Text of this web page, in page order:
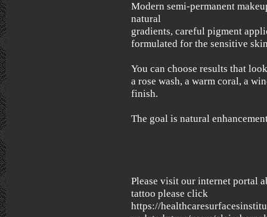
Modern semi-permanent
natural
gradients, careful pigment
formulated for the sensitive
You can choose results that
a rose wash, a warm coral, a
finish.
The goal is natural
Please visit our internet portal
tattoo please click
https://